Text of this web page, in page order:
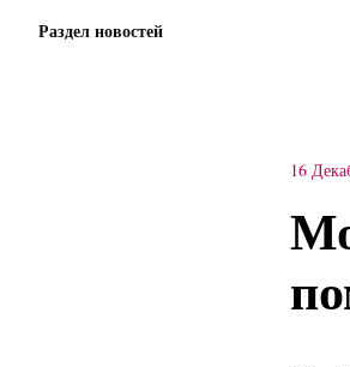
Раздел новостей
16